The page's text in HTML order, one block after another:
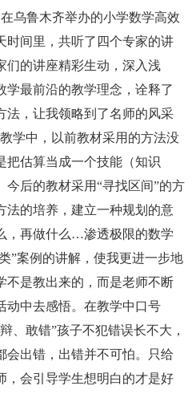
乌鲁木齐举办的小学数学高效
时间里，共听了四个专家的讲
们的讲座精彩生动，深入浅
学最前沿的教学理念，诠释了
法，让我领略到了名师的风采
学中，以前教材采用的方法没
把估算当成一个技能（知识
今后的教材采用“寻找区间”的方
法的培养，建立一种规划的意
，再做什么…渗透极限的数学
”案例的讲解，使我更进一步地
不是教出来的，而是老师不断
动中去感悟。在教学中口号
、敢错”孩子不犯错误长不大，
会出错，出错并不可怕。只给
，会引导学生想明白的才是好